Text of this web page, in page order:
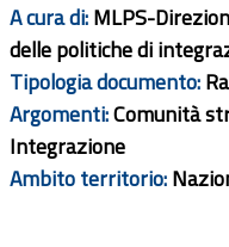
A cura di:MLPS-
delle politiche di
Tipologia documento:
Argomenti:Comunità
Integrazione
Ambito territorio: